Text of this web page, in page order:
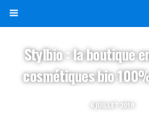
6 JUILLET 2019
Stylbio : la boutique
cosmétiques bio